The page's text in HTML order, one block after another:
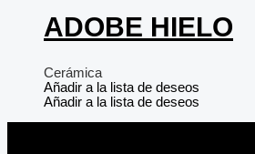
ADOBE HIELO
Cerámica
Añadir a la lista de deseos
Añadir a la lista de deseos